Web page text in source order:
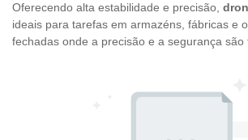
Oferecendo alta estabilidade e precisão,
ideais para tarefas em armazéns, fábricas e
fechadas onde a precisão e a segurança são